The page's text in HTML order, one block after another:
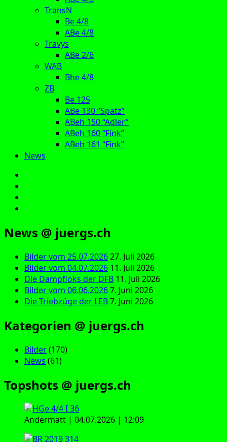
TransN
Be 4/8
ABe 4/8
Travys
ABe 2/6
WAB
Bhe 4/8
ZB
Be 125
ABe 130 “Spatz”
ABeh 150 “Adler”
ABeh 160 “Fink”
ABeh 161 “Fink”
News
News @ juergs.ch
Bilder vom 25.07.202627. Juli 2026
Bilder vom 04.07.2026 11. Juli 2026
Die Dampfloks der DFB 11. Juli 2026
Bilder vom 06.06.20267. Juni 2026
Die Triebzüge der LEB7. Juni 2026
Kategorien @ juergs.ch
Bilder(170)
News (61)
Topshots @ juergs.ch
Andermatt | 04.07.2026 | 12:09